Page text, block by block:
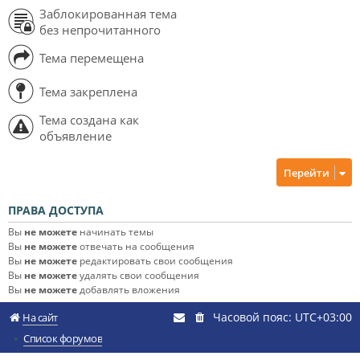
Заблокированная тема
без непрочитанного
Тема перемещена
Тема закреплена
Тема создана как
объявление
Перейти
ПРАВА ДОСТУПА
Вы не можете начинать темы
Вы не можетеотвечать на сообщения
Вы не можете редактировать свои сообщения
Вы не можетеудалять свои сообщения
Вы не можетедобавлять вложения
На сайт
Список форумов
Часовой пояс: UTC+03:00